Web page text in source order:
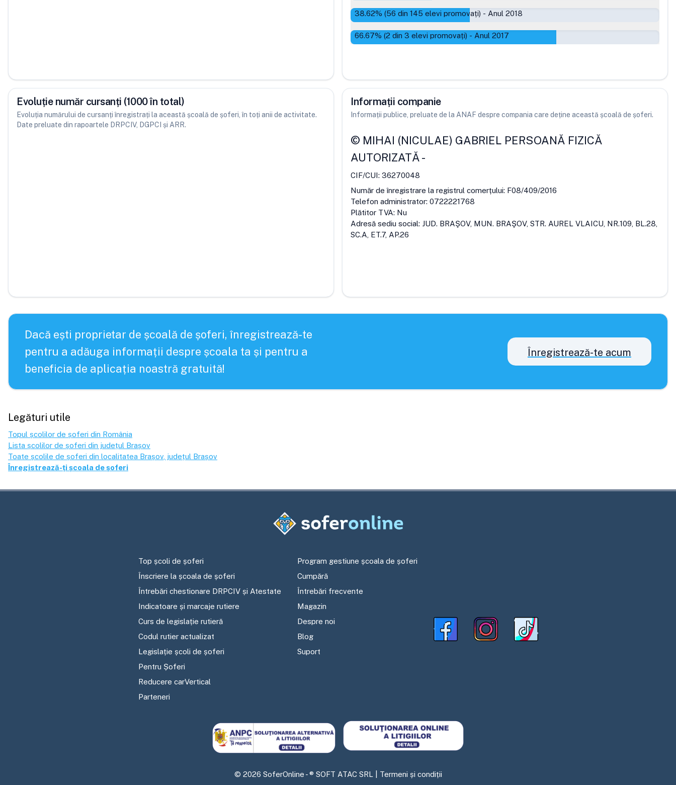
38.62% (56 din 145 elevi promovați) - Anul 2018
66.67% (2 din 3 elevi promovați) - Anul 2017
Evoluție număr cursanți (1000 în total)
Evoluția numărului de cursanți înregistrați la această școală de șoferi, în toți anii de activitate.
Date preluate din rapoartele DRPCIV, DGPCI și ARR.
Informații companie
Informații publice, preluate de la ANAF despre compania care deține această școală de șoferi.
© MIHAI (NICULAE) GABRIEL PERSOANĂ FIZICĂ
AUTORIZATĂ-
CIF/CUI: 36270048
Număr de înregistrare la registrul comerțului: F08/409/2016
Telefon administrator: 0722221768
Plătitor TVA: Nu
Adresă sediu social: JUD. BRAŞOV, MUN. BRAŞOV, STR. AUREL VLAICU, NR.109, BL.28,
SC.A, ET.7, AP.26
Dacă ești proprietar de școală de șoferi, înregistrează-te
pentru a adăuga informații despre școala ta și pentru a
beneficia de aplicația noastră gratuită!
Înregistrează-te acum
Legături utile
Topul școlilor de șoferi din România
Lista școlilor de șoferi din județul Brașov
Toate școlile de șoferi din localitatea Brașov , județul Brașov
Înregistrează-ți școala de șoferi
Top școli de șoferi
Înscriere la școala de șoferi
Întrebări chestionare DRPCIV și Atestate
Indicatoare și marcaje rutiere
Curs de legislație rutieră
Codul rutier actualizat
Legislație școli de șoferi
Pentru Șoferi
Reducere carVertical
Parteneri
Program gestiune școala de șoferi
Cumpără
Întrebări frecvente
Magazin
Despre noi
Blog
Suport
© 2026 SoferOnline - ® SOFT ATAC SRL | Termeni și condiții